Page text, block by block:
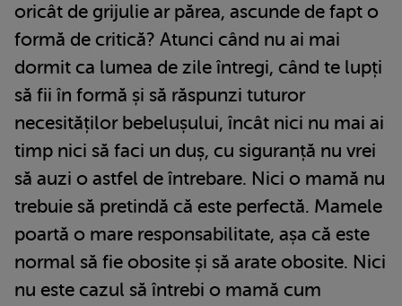
oricât de grijulie ar părea, ascunde de fapt o
formă de critică? Atunci când nu ai mai
dormit ca lumea de zile întregi, când te lupți
să fii în formă și să răspunzi tuturor
necesităților bebelușului, încât nici nu mai ai
timp nici să faci un duș, cu siguranță nu vrei
să auzi o astfel de întrebare. Nici o mamă nu
trebuie să pretindă că este perfectă. Mamele
poartă o mare responsabilitate, așa că este
normal să fie obosite și să arate obosite. Nici
nu este cazul să întrebi o mamă cum